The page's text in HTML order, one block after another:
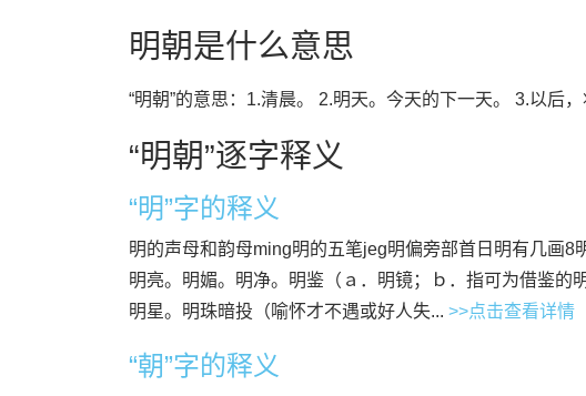
明朝是什么意思
“明朝”的意思：1.清晨。 2.明天。今天的下一天。 3.以后，
“明朝”逐字释义
“明”字的释义
明的声母和韵母ming明的五笔jeg明偏旁部首日明有几画8
明亮。明媚。明净。明鉴（ａ．明镜；ｂ．指可为借鉴的
明星。明珠暗投（喻怀才不遇或好人失... >>点击查看详情
“朝”字的释义